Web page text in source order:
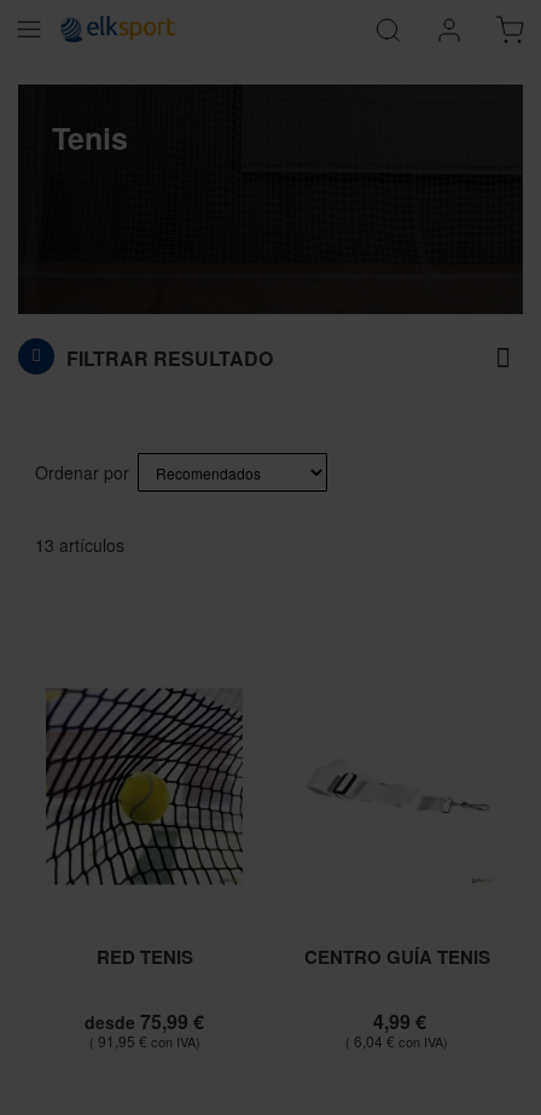
Tenis
FILTRAR RESULTADO
13 artículos
Ordenar por
RED TENIS
desde 75,99 €
91,95 €
CENTRO GUÍA TENIS
4,99 €
6,04 €